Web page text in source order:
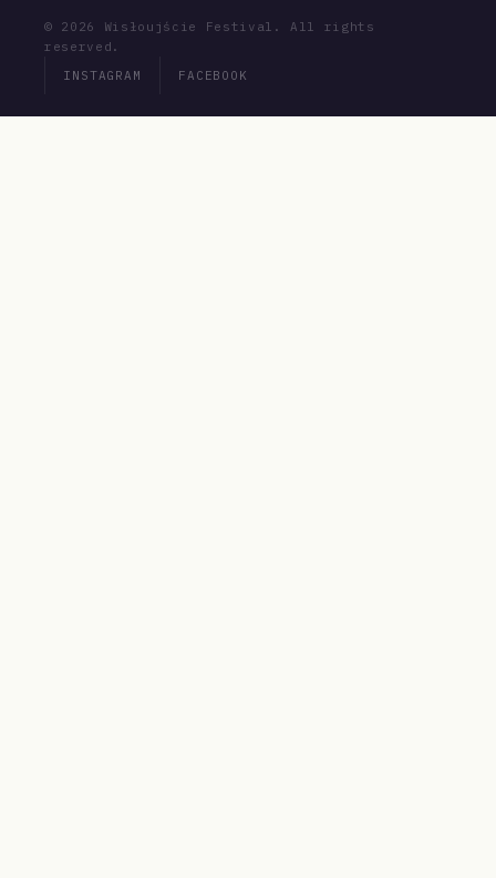
© 2026 Wisłoujście Festival. All rights
reserved.
INSTAGRAM
FACEBOOK